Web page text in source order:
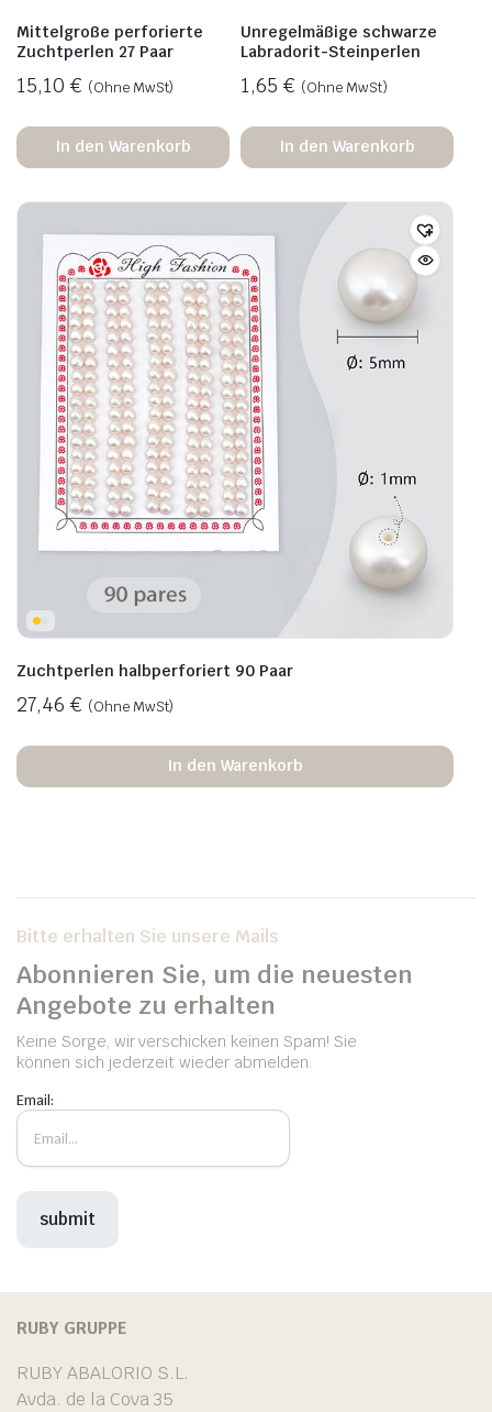
Mittelgroße perforierte
Zuchtperlen 27 Paar
15,10 € (Ohne MwSt)
In den Warenkorb
Unregelmäßige schwarze
Labradorit-Steinperlen
1,65 € (Ohne MwSt)
In den Warenkorb
Zuchtperlen halbperforiert 90 Paar
27,46 € (Ohne MwSt)
In den Warenkorb
Bitte erhalten Sie unsere Mails
Abonnieren Sie, um die neuesten
Angebote zu erhalten
Keine Sorge, wir verschicken keinen Spam! Sie
können sich jederzeit wieder abmelden.
Email:
RUBY GRUPPE
RUBY ABALORIO S.L.
Avda. de la Cova 35